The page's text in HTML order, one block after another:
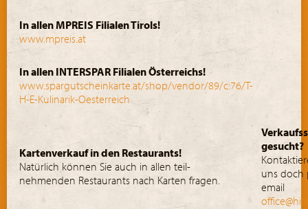
In allen MPREIS Filialen Tirols!
www.mpreis.at
In allen INTERSPAR Filialen Österreichs!
www.spargutscheinkarte.at/shop/vendor/89/c:76/T-
H-E-Kulinarik-Oesterreich
Kartenverkauf in den Restaurants!
Natürlich können Sie auch in allen teil-
nehmenden Restaurants nach Karten fragen.
gesucht?
uns doch
email